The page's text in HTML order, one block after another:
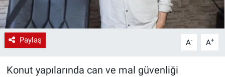
Paylaş A- A+
Konut yapılarında can ve mal güvenliği